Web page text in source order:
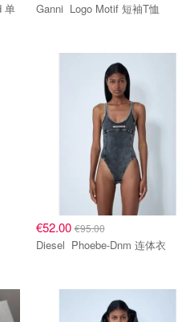
Ganni Logo Motif 短袖T恤
€52.00€95.00
Diesel Phoebe-Dnm 连体衣